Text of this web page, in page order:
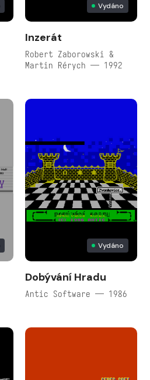
Vydáno
Inzerát
Robert Zaborowski &
Martin Rérych — 1992
Vydáno
Dobývání Hradu
Antic Software — 1986